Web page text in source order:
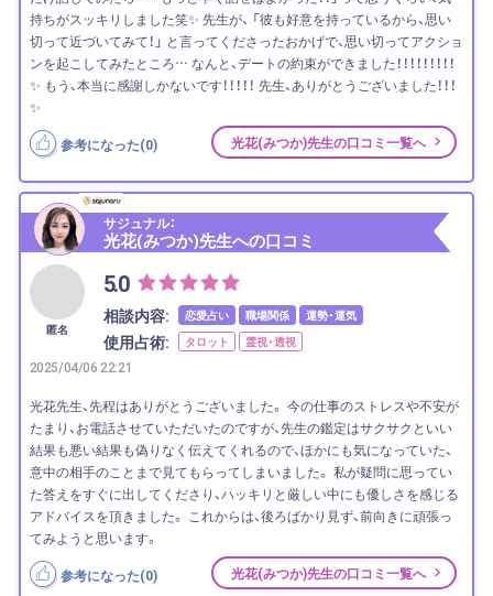
持ちがスッキリしました笑✨ 先生が、 「彼も好意を持っているから、思い
切って近づいてみて！」 と言ってくださったおかげで、思い切ってアクショ
ンを起こしてみたところ… なんと、デートの約束ができました！！！！！！！！！
✨ もう、本当に感謝しかないです！！！！！ 先生、ありがとうございました！！！
✨
参考になった(0) 光花(みつか)先生の口コミ一覧へ
サジュナル：
光花(みつか)先生への口コミ
匿名
5.0
相談内容: 恋愛占い 職場関係 運勢・運気
使用占術: タロット 霊視・透視
2025/04/06 22:21
光花先生、先程はありがとうございました。 今の仕事のストレスや不安が
たまり、お電話させていただいたのですが、先生の鑑定はサクサクといい
結果も悪い結果も偽りなく伝えてくれるので、ほかにも気になっていた、
意中の相手のことまで見てもらってしまいました。 私が疑問に思ってい
た答えをすぐに出してくださり、ハッキリと厳しい中にも優しさを感じる
アドバイスを頂きました。 これからは、後ろばかり見ず、前向きに頑張っ
てみようと思います。
参考になった(0) 光花(みつか)先生の口コミ一覧へ